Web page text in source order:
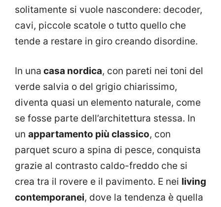
solitamente si vuole nascondere: decoder,
cavi, piccole scatole o tutto quello che
tende a restare in giro creando disordine.
In una casa nordica, con pareti nei toni del
verde salvia o del grigio chiarissimo,
diventa quasi un elemento naturale, come
se fosse parte dell’architettura stessa. In
un appartamento più classico, con
parquet scuro a spina di pesce, conquista
grazie al contrasto caldo-freddo che si
crea tra il rovere e il pavimento. E nei living
contemporanei, dove la tendenza è quella